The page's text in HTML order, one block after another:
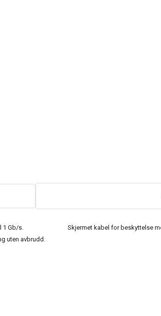
1 Gb/s. Skjermet kabel for beskyttelse
uten avbrudd.